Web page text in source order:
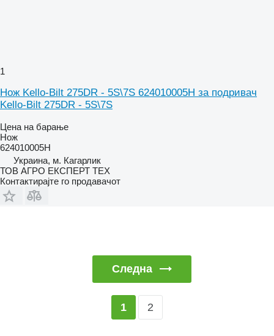
1
Нож Kello-Bilt 275DR - 5S\7S 624010005H за подривач
Kello-Bilt 275DR - 5S\7S
Цена на барање
Нож
624010005H
Украина, м. Кагарлик
ТОВ АГРО ЕКСПЕРТ ТЕХ
Контактирајте го продавачот
Следна
1 2